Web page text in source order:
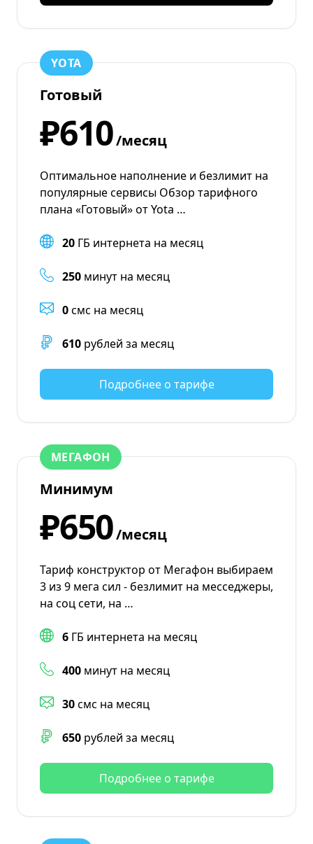
YOTA
Готовый
₽610/месяц
Оптимальное наполнение и безлимит на
популярные сервисы Обзор тарифного
плана «Готовый» от Yota …
20 ГБ интернета на месяц
250 минут на месяц
0смс на месяц
610 рублей за месяц
Подробнее о тарифе
МЕГАФОН
Минимум
₽650/месяц
Тариф конструктор от Мегафон выбираем
3 из 9 мега сил - безлимит на месседжеры,
на соц сети, на …
6 ГБ интернета на месяц
400 минут на месяц
30смс на месяц
650 рублей за месяц
Подробнее о тарифе